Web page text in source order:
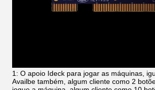
1: O apoio Ideck para jogar as máquinas,
Availbe também, algum cliente como 2